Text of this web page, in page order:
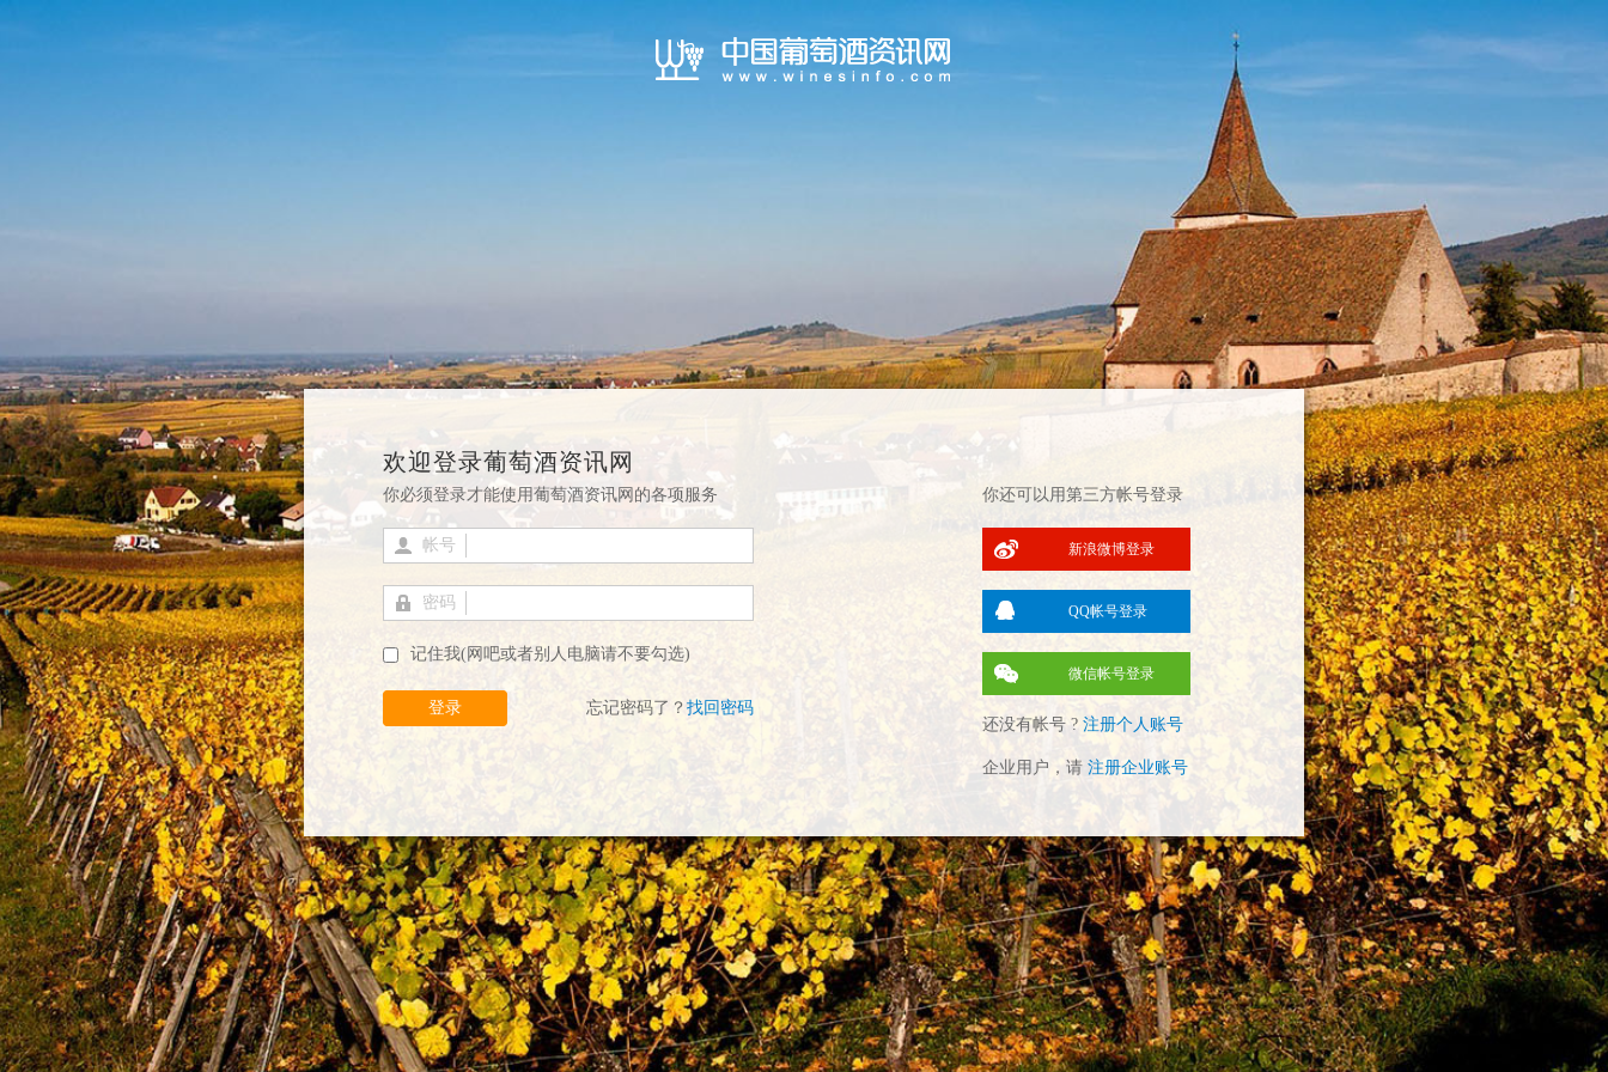
欢迎登录葡萄酒资讯网
你必须登录才能使用葡萄酒资讯网的各项服务
帐号
密码
记住我(网吧或者别人电脑请不要勾选)
登录 忘记密码了？ 找回密码
你还可以用第三方帐号登录
新浪微博登录
QQ帐号登录
微信帐号登录
还没有帐号 ? 注册个人账号
企业用户，请 注册企业账号